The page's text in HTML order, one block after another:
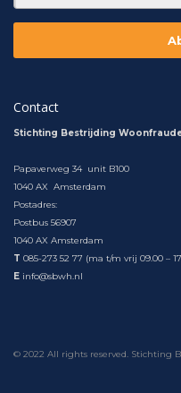
Contact
Stichting Bestrijding
Papaverweg 34 unit B100
1040 AX Amsterdam
Postadres:
Postbus 56907
1040 AX Amsterdam
T 085-273 52 77 (ma t/m vrij 09.00 –
E info@sbwh.nl
© 2022 All rights reserved. Stichting